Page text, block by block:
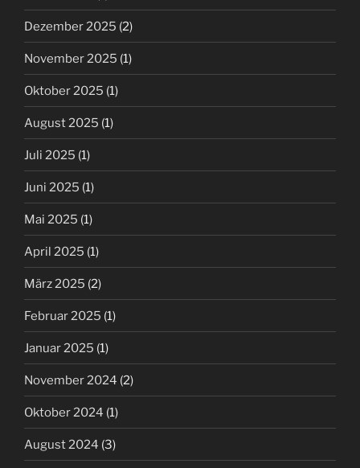
Dezember 2025 (2)
November 2025 (1)
Oktober 2025 (1)
August 2025 (1)
Juli 2025 (1)
Juni 2025 (1)
Mai 2025 (1)
April 2025 (1)
März 2025 (2)
Februar 2025 (1)
Januar 2025 (1)
November 2024 (2)
Oktober 2024 (1)
August 2024 (3)